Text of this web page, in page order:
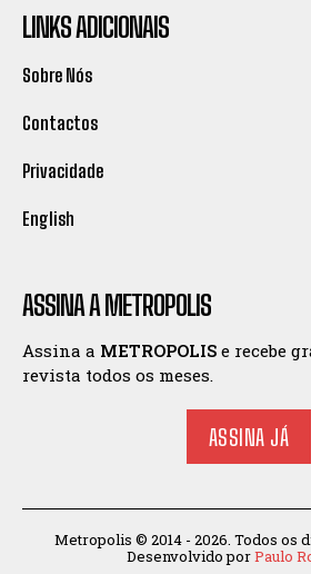
LINKS ADICIONAIS
Sobre Nós
Contactos
Privacidade
English
ASSINA A METROPOLIS
Assina a METROPOLIS e recebe
revista todos os meses.
ASSINA JÁ
Metropolis © 2014 - 2026. Todos os
Desenvolvido porPaulo